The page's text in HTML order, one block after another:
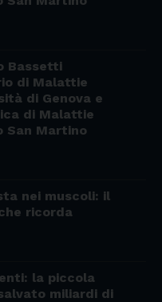
Bassetti
di Malattie
di Genova e
di Malattie
San Martino
nei muscoli: il
ricorda
la piccola
miliardi di